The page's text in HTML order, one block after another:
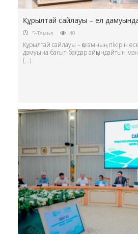
Құрылтай сайлауы – ел
5-Тамыз 40
Құрылтай сайлауы – қоғамның пікірін
дамуына бағыт-бағдар айқындайтын
[…]